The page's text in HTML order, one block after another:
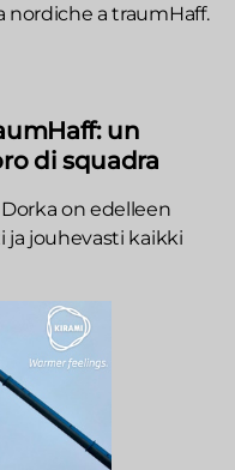
nordiche a traumHaff.
un
di squadra
on edelleen
ja jouhevasti kaikki